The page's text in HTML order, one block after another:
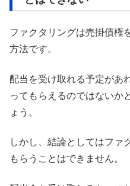
ファクタリングは売掛債権
方法です。
配当を受け取れる予定があ
ってもらえるのではないか
ょう。
しかし、結論としてはファ
もらうことはできません。